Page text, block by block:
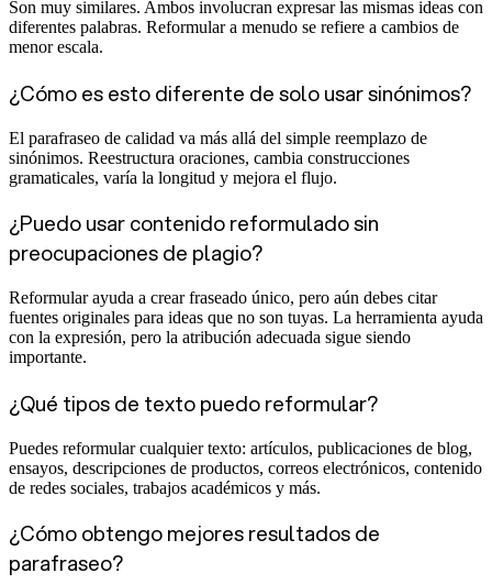
Son muy similares. Ambos involucran expresar las mismas ideas con
diferentes palabras. Reformular a menudo se refiere a cambios de
menor escala.
¿Cómo es esto diferente de solo usar sinónimos?
El parafraseo de calidad va más allá del simple reemplazo de
sinónimos. Reestructura oraciones, cambia construcciones
gramaticales, varía la longitud y mejora el flujo.
¿Puedo usar contenido reformulado sin
preocupaciones de plagio?
Reformular ayuda a crear fraseado único, pero aún debes citar
fuentes originales para ideas que no son tuyas. La herramienta ayuda
con la expresión, pero la atribución adecuada sigue siendo
importante.
¿Qué tipos de texto puedo reformular?
Puedes reformular cualquier texto: artículos, publicaciones de blog,
ensayos, descripciones de productos, correos electrónicos, contenido
de redes sociales, trabajos académicos y más.
¿Cómo obtengo mejores resultados de
parafraseo?